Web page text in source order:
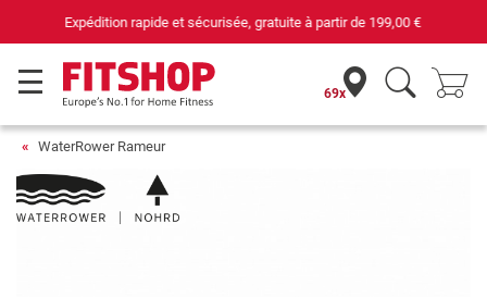
69 magasins avec 75 techniciens
69x
WaterRower Rameur